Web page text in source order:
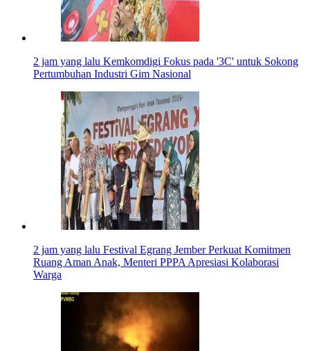
2 jam yang lalu Kemkomdigi Fokus pada '3C' untuk Sokong
Pertumbuhan Industri Gim Nasional
2 jam yang lalu Festival Egrang Jember Perkuat Komitmen
Ruang Aman Anak, Menteri PPPA Apresiasi Kolaborasi
Warga